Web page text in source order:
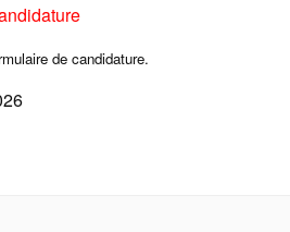
de candidature.